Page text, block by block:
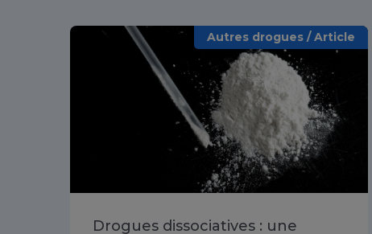
Autres drogues / Article
Drogues dissociatives : une